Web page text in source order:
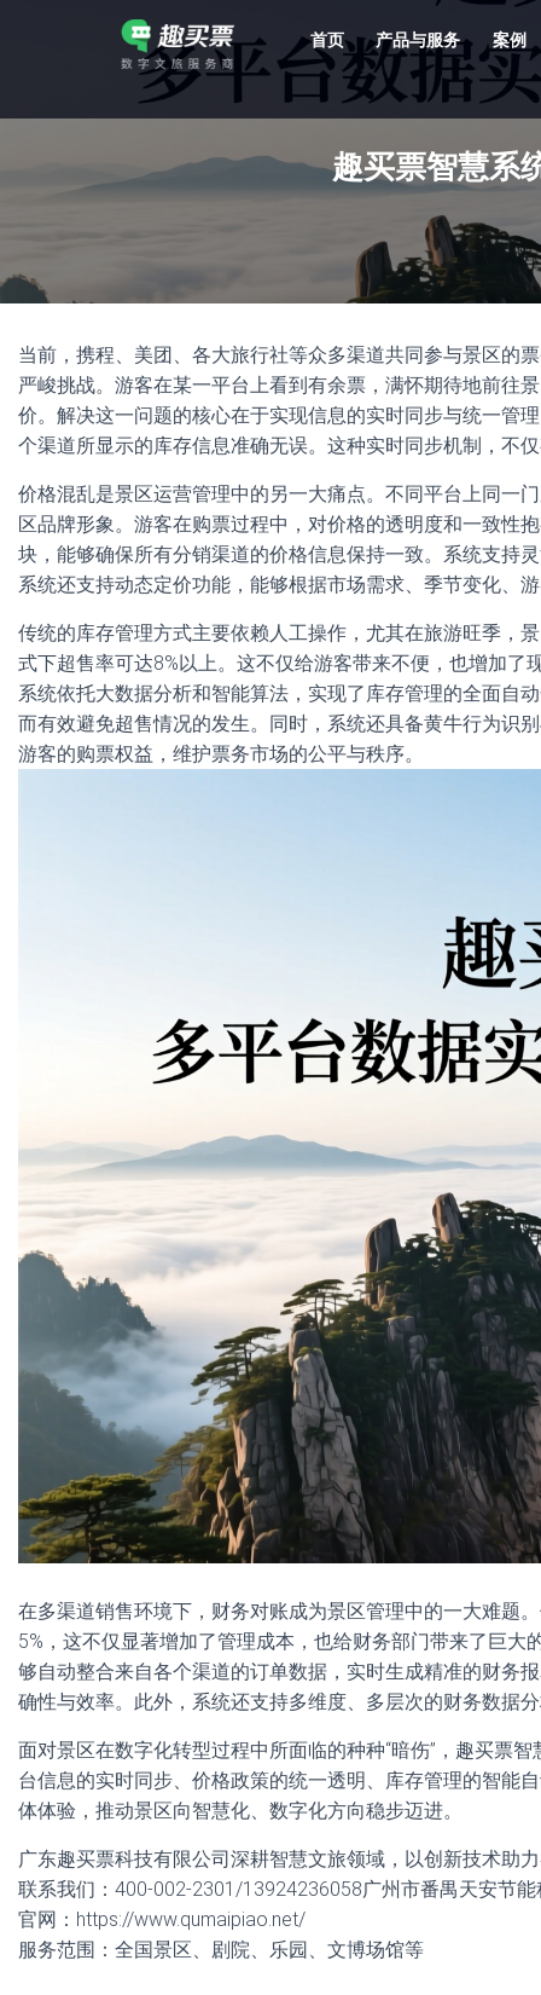
首页 产品与服务 案例
趣买票智慧系
当前，携程、美团、各大旅行社等众多渠道共同参与景区的
严峻挑战。游客在某一平台上看到有余票，满怀期待地前往
价。解决这一问题的核心在于实现信息的实时同步与统一管
个渠道所显示的库存信息准确无误。这种实时同步机制，不
价格混乱是景区运营管理中的另一大痛点。不同平台上同一
区品牌形象。游客在购票过程中，对价格的透明度和一致性
块，能够确保所有分销渠道的价格信息保持一致。系统支持
系统还支持动态定价功能，能够根据市场需求、季节变化、
传统的库存管理方式主要依赖人工操作，尤其在旅游旺季，
式下超售率可达8%以上。这不仅给游客带来不便，也增加
系统依托大数据分析和智能算法，实现了库存管理的全面自
而有效避免超售情况的发生。同时，系统还具备黄牛行为识
游客的购票权益，维护票务市场的公平与秩序。
在多渠道销售环境下，财务对账成为景区管理中的一大难题
5%，这不仅显著增加了管理成本，也给财务部门带来了巨
够自动整合来自各个渠道的订单数据，实时生成精准的财务
确性与效率。此外，系统还支持多维度、多层次的财务数据
面对景区在数字化转型过程中所面临的种种“暗伤”，趣买票
台信息的实时同步、价格政策的统一透明、库存管理的智能
体体验，推动景区向智慧化、数字化方向稳步迈进。
广东趣买票科技有限公司深耕智慧文旅领域，以创新技术助
联系我们：400-002-2301/13924236058广州市番禺天安节
官网：https://www.qumaipiao.net/
服务范围：全国景区、剧院、乐园、文博场馆等